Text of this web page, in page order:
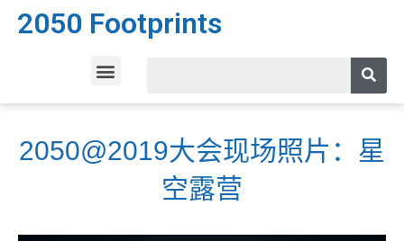
2050 Footprints
2050@2019大会现场照片：星
空露营